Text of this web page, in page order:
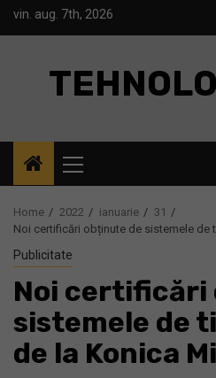
Skipvin. aug. 7th, 2026
Menu
Home 2022 ianuarie
31
Noi certificări obținute de sistemele de
Publicitate
Noi certificări
sistemele de
de la Konica